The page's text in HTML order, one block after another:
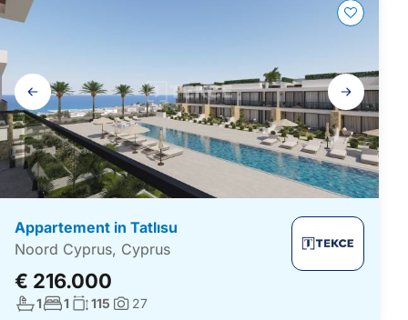
Galerij
navigatie
Appartement in Tatlısu
Noord Cyprus, Cyprus
€ 216.000
Aantal badkamers:
1Aantal slaapkamers:
1 Woonoppervlakte:
115 Foto's:
27